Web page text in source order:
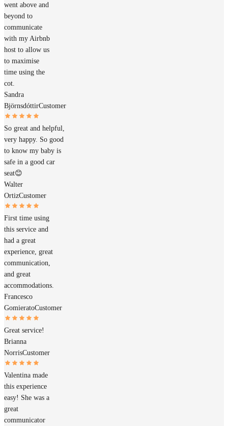
went above and
beyond to
communicate
with my Airbnb
host to allow us
to maximise
time using the
cot.
Sandra
BjörnsdóttirCustomer
So great and helpful,
very happy. So good
to know my baby is
safe in a good car
seat😊
Walter
OrtizCustomer
First time using
this service and
had a great
experience, great
communication,
and great
accommodations.
Francesco
GomieratoCustomer
Great service!
Brianna
NorrisCustomer
Valentina made
this experience
easy! She was a
great
communicator